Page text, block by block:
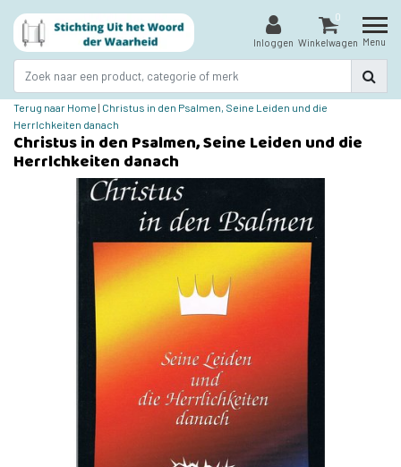
Inloggen
0
Winkelwagen Menu
Terug naar Home | Christus in den Psalmen, Seine Leiden und die
Herrlchkeiten danach
Christus in den Psalmen, Seine Leiden und die
Herrlchkeiten danach